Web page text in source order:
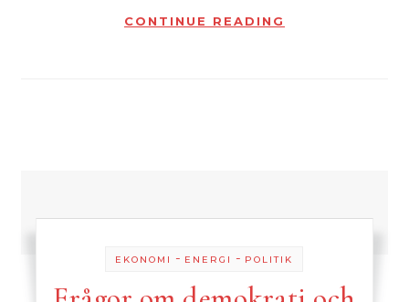
CONTINUE READING
EKONOMI - ENERGI - POLITIK